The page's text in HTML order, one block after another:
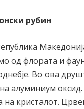
рубин
од флората и
Во ова
алуминиум
на кристалот.